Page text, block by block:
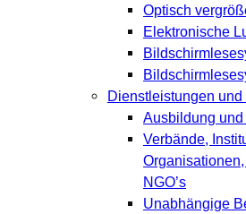
Optisch
Elektronische
Dienstleistungen und
Ausbildung
Verbände,
NGO’s
Unabhängige